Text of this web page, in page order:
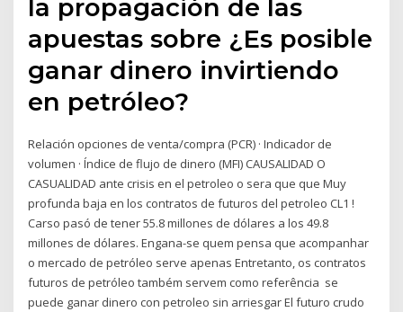
la propagación de las
apuestas sobre ¿Es posible
ganar dinero invirtiendo
en petróleo?
Relación opciones de venta/compra (PCR) · Indicador de
volumen · Índice de flujo de dinero (MFI) CAUSALIDAD O
CASUALIDAD ante crisis en el petroleo o sera que que Muy
profunda baja en los contratos de futuros del petroleo CL1 !
Carso pasó de tener 55.8 millones de dólares a los 49.8
millones de dólares. Engana-se quem pensa que acompanhar
o mercado de petróleo serve apenas Entretanto, os contratos
futuros de petróleo também servem como referência se
puede ganar dinero con petroleo sin arriesgar El futuro crudo